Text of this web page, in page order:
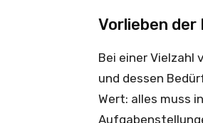
Vorlieben der
Bei einer Vielzahl
und dessen
Wert: alles muss